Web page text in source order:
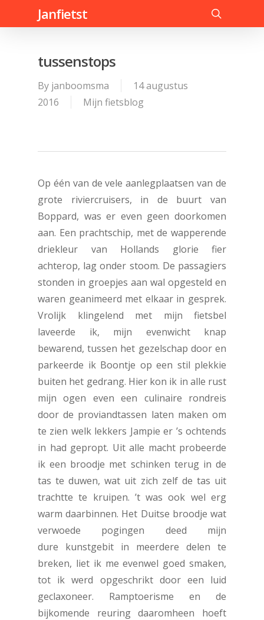
to
Janfietst
search
tussenstops
By janboomsma
14 augustus
2016
Mijn fietsblog
Op één van de vele aanlegplaatsen van de
grote riviercruisers, in de buurt van
Boppard, was er even geen doorkomen
aan. Een prachtschip, met de wapperende
driekleur van Hollands glorie fier
achterop, lag onder stoom. De passagiers
stonden in groepjes aan wal opgesteld en
waren geanimeerd met elkaar in gesprek.
Vrolijk klingelend met mijn fietsbel
laveerde ik, mijn evenwicht knap
bewarend, tussen het gezelschap door en
parkeerde ik Boontje op een stil plekkie
buiten het gedrang. Hier kon ik in alle rust
mijn ogen even een culinaire rondreis
door de proviandtassen laten maken om
te zien welk lekkers Jampie er ’s ochtends
in had gepropt. Uit alle macht probeerde
ik een broodje met schinken terug in de
tas te duwen, wat uit zich zelf de tas uit
trachtte te kruipen. ’t was ook wel erg
warm daarbinnen. Het Duitse broodje wat
verwoede pogingen deed mijn
dure kunstgebit in meerdere delen te
breken, liet ik me evenwel goed smaken,
tot ik werd opgeschrikt door een luid
geclaxoneer. Ramptoerisme en de
bijkomende reuring daaromheen hoeft